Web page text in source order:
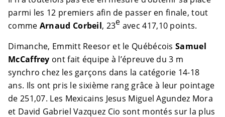
parmi les 12 premiers afin de passer en finale, tout
comme Arnaud Corbeil, 23e avec 417,10 points.
Dimanche, Emmitt Reesor et le Québécois Samuel
McCaffrey ont fait équipe à l’épreuve du 3 m
synchro chez les garçons dans la catégorie 14-18
ans. Ils ont pris le sixième rang grâce à leur pointage
de 251,07. Les Mexicains Jesus Miguel Agundez Mora
et David Gabriel Vazquez Cio sont montés sur la plus